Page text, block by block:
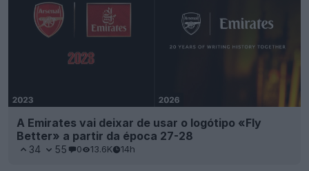
A Emirates vai deixar de usar o logótipo «Fly
Better» a partir da época 27-28
34 55 0 13.6K 14h